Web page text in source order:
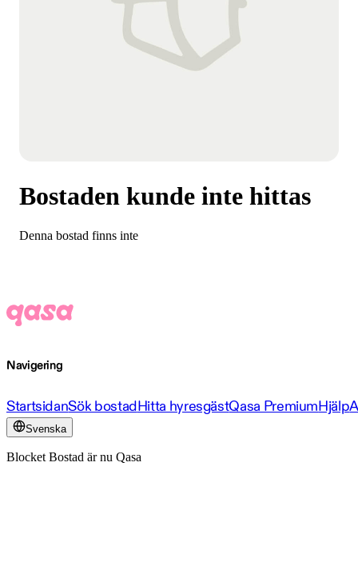
Bostaden kunde inte hittas
Denna bostad finns inte
Navigering
StartsidanSök bostadHitta hyresgästQasa PremiumHjälp
Svenska
Blocket Bostad är nu Qasa